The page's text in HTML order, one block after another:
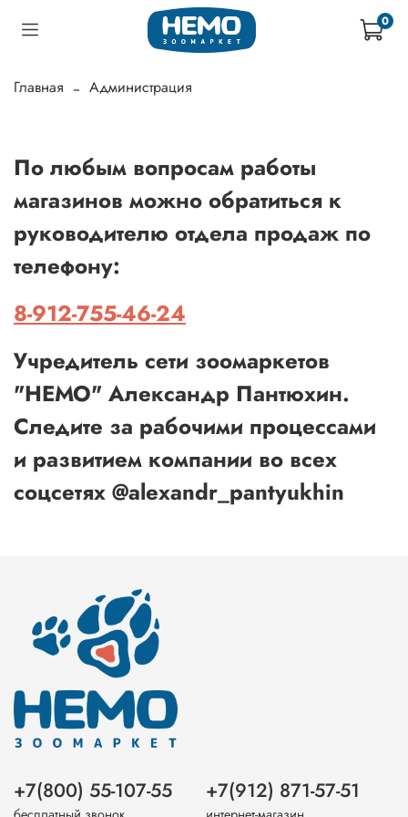
0
Главная Администрация
По любым вопросам работы
магазинов можно обратиться к
руководителю отдела продаж по
телефону:
8-912-755-46-24
Учредитель сети зоомаркетов
"НЕМО" Александр Пантюхин.
Следите за рабочими процессами
и развитием компании во всех
соцсетях @alexandr_pantyukhin
+7(800) 55-107-55 +7(912) 871-57-51